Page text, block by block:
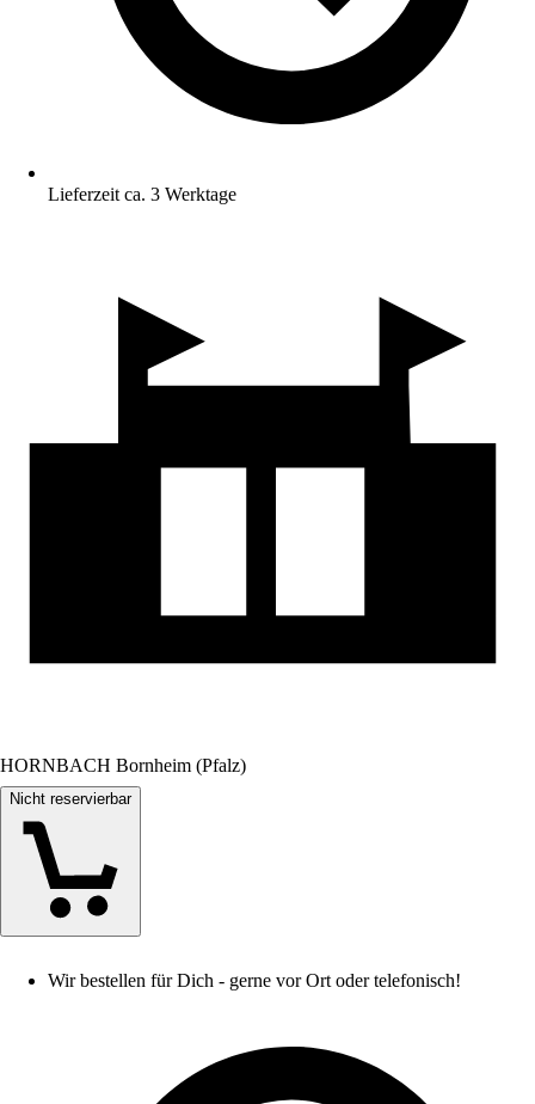
Lieferzeit ca. 3 Werktage
HORNBACH Bornheim (Pfalz)
Nicht reservierbar
Wir bestellen für Dich - gerne vor Ort oder telefonisch!